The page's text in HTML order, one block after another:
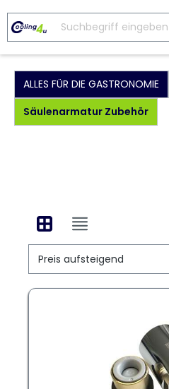
ALLES FÜR DIE GASTRONOMIE
Säulenarmatur Zubehör